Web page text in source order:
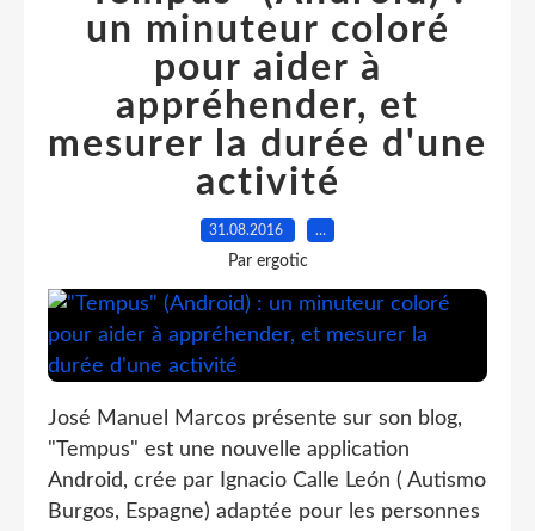
un minuteur coloré
pour aider à
appréhender, et
mesurer la durée d'une
activité
31.08.2016 …
Par ergotic
José Manuel Marcos présente sur son blog,
"Tempus" est une nouvelle application
Android, crée par Ignacio Calle León ( Autismo
Burgos, Espagne) adaptée pour les personnes